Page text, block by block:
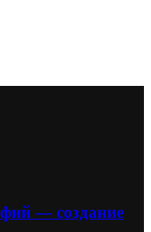
— создание